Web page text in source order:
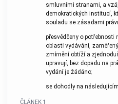
smluvními stranami, a
demokratických institucí,
souladu se zásadami
přesvědčeny o potřebnosti
oblasti vydávání,
zmírnění obtíží a
upravují, bez dopadu na
vydání je žádáno;
se dohodly na
ČLÁNEK 1